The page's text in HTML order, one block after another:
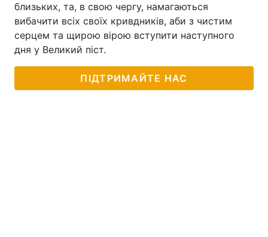
близьких, та, в свою чергу, намагаються
вибачити всіх своїх кривдників, аби з чистим
серцем та щирою вірою вступити наступного
дня у Великий піст.
ПІДТРИМАЙТЕ НАС